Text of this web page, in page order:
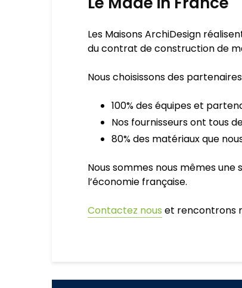
Les Maisons ArchiDesign
du contrat de construction de
Nous choisissons des
100% des équipes et
Nos fournisseurs ont tous
80% des matériaux que
Nous sommes nous mêmes
l’économie française.
Contactez nous et rencontrons